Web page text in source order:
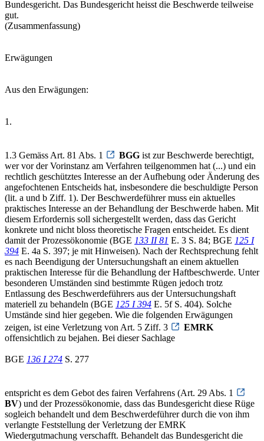
Bundesgericht. Das Bundesgericht heisst die Beschwerde teilweise
gut.
(Zusammenfassung)
Erwägungen
Aus den Erwägungen:
1.
1.3 Gemäss Art. 81 Abs. 1 BGG ist zur Beschwerde berechtigt,
wer vor der Vorinstanz am Verfahren teilgenommen hat (...) und ein
rechtlich geschütztes Interesse an der Aufhebung oder Änderung des
angefochtenen Entscheids hat, insbesondere die beschuldigte Person
(lit. a und b Ziff. 1). Der Beschwerdeführer muss ein aktuelles
praktisches Interesse an der Behandlung der Beschwerde haben. Mit
diesem Erfordernis soll sichergestellt werden, dass das Gericht
konkrete und nicht bloss theoretische Fragen entscheidet. Es dient
damit der Prozessökonomie (BGE 133 II 81 E. 3 S. 84; BGE 125 I
394 E. 4a S. 397; je mit Hinweisen). Nach der Rechtsprechung fehlt
es nach Beendigung der Untersuchungshaft an einem aktuellen
praktischen Interesse für die Behandlung der Haftbeschwerde. Unter
besonderen Umständen sind bestimmte Rügen jedoch trotz
Entlassung des Beschwerdeführers aus der Untersuchungshaft
materiell zu behandeln (BGE 125 I 394 E. 5f S. 404). Solche
Umstände sind hier gegeben. Wie die folgenden Erwägungen
zeigen, ist eine Verletzung von Art. 5 Ziff. 3
EMRK
offensichtlich zu bejahen. Bei dieser Sachlage
BGE 136 I 274 S. 277
entspricht es dem Gebot des fairen Verfahrens (Art. 29 Abs. 1
BV) und der Prozessökonomie, dass das Bundesgericht diese Rüge
sogleich behandelt und dem Beschwerdeführer durch die von ihm
verlangte Feststellung der Verletzung der EMRK
Wiedergutmachung verschafft. Behandelt das Bundesgericht die